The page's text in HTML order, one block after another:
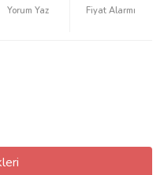
Yorum Yaz Fiyat Alarmı